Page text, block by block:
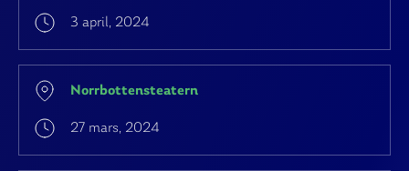
3 april, 2024
Norrbottensteatern
27 mars, 2024